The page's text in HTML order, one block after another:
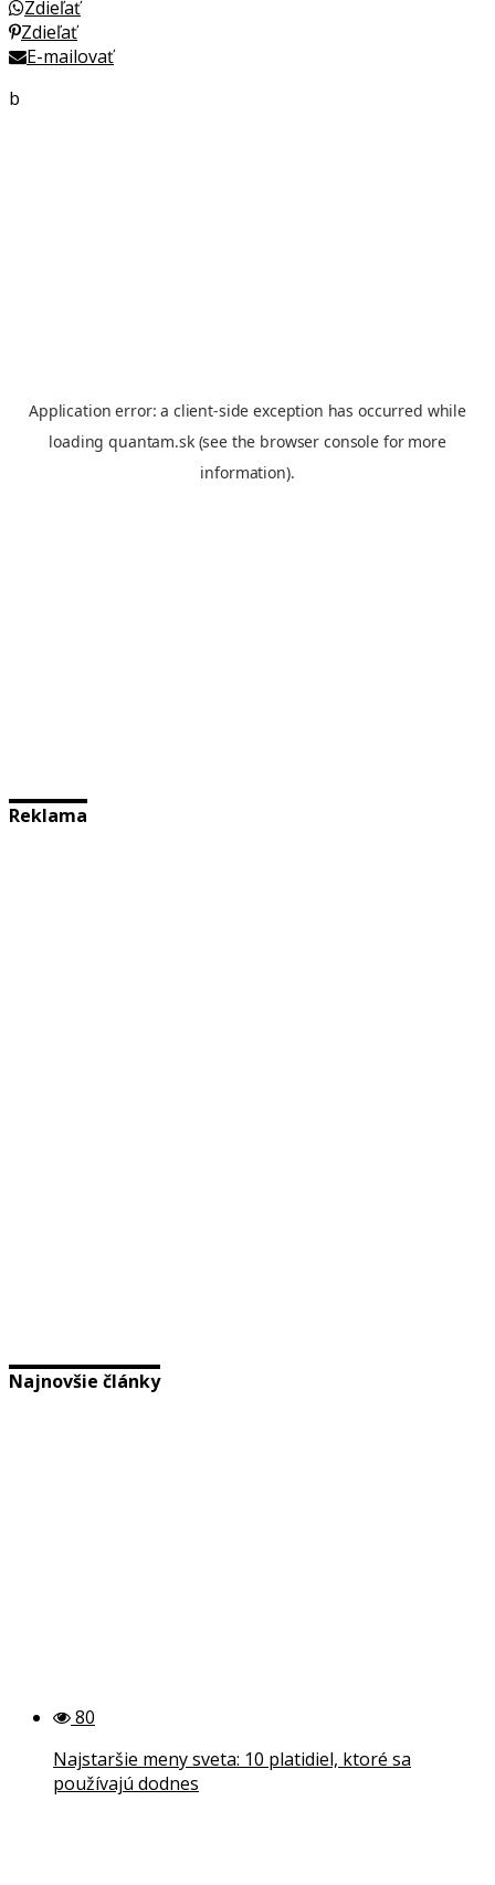
Zdieľať
Zdieľať
E-mailovať
b
Reklama
Najnovšie články
80
Najstaršie meny sveta: 10 platidiel, ktoré sa
používajú dodnes